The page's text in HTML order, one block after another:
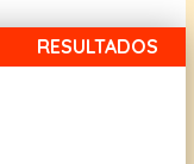
RESULTADOS